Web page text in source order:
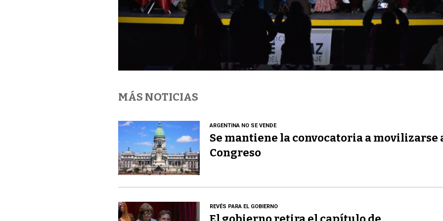
MÁS NOTICIAS
ARGENTINA NO SE VENDE
Se mantiene la convocatoria a movilizarse
Congreso
REVÉS PARA EL GOBIERNO